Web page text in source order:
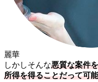
麗華
しかしそんな悪質な案件
所得を得ることだって可